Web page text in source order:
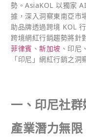
勢。AsiaKOL 以獨家
據，深入洞察東南亞市
助品牌透過跨境 KOL
跨境網紅行銷趨勢將針
菲律賓 、新加坡 、印尼
「印尼」網紅行銷之洞
一、印尼社
產業潛力無限